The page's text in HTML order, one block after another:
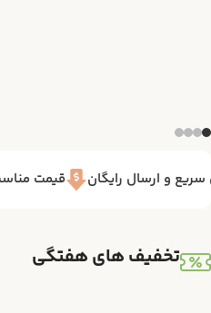
قیمت مناسب و ارسال رایگان
تخفیف های هفتگی